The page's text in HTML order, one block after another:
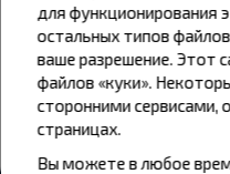
Не пропусти специальные
предложения INFOBUS.
путешествуй с нами дешевле!
для функционирования
остальных типов
ваше разрешение. Этот
файлов «куки».
сторонними
страницах.
Вы можете в любое